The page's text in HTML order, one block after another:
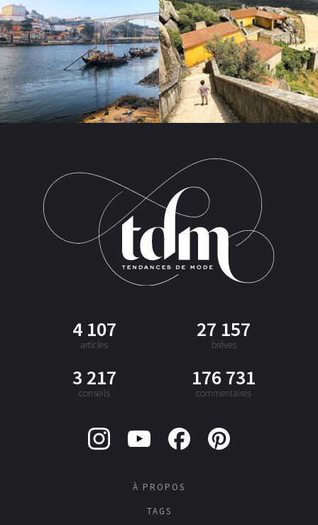
4 107
articles
27 157
brèves
3 217
conseils
176 731
commentaires
À PROPOS
TAGS